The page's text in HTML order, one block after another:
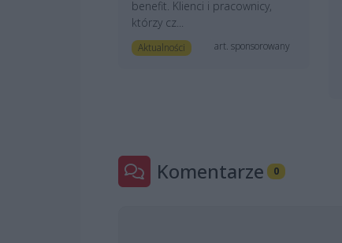
benefit. Klienci i pracownicy,
którzy cz...
Aktualności art. sponsorowany
Komentarze 0